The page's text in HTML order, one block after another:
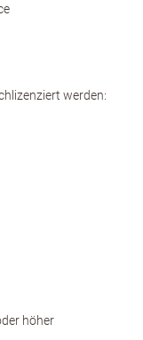
werden:
höher